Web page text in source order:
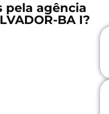
pela agência
BA I?